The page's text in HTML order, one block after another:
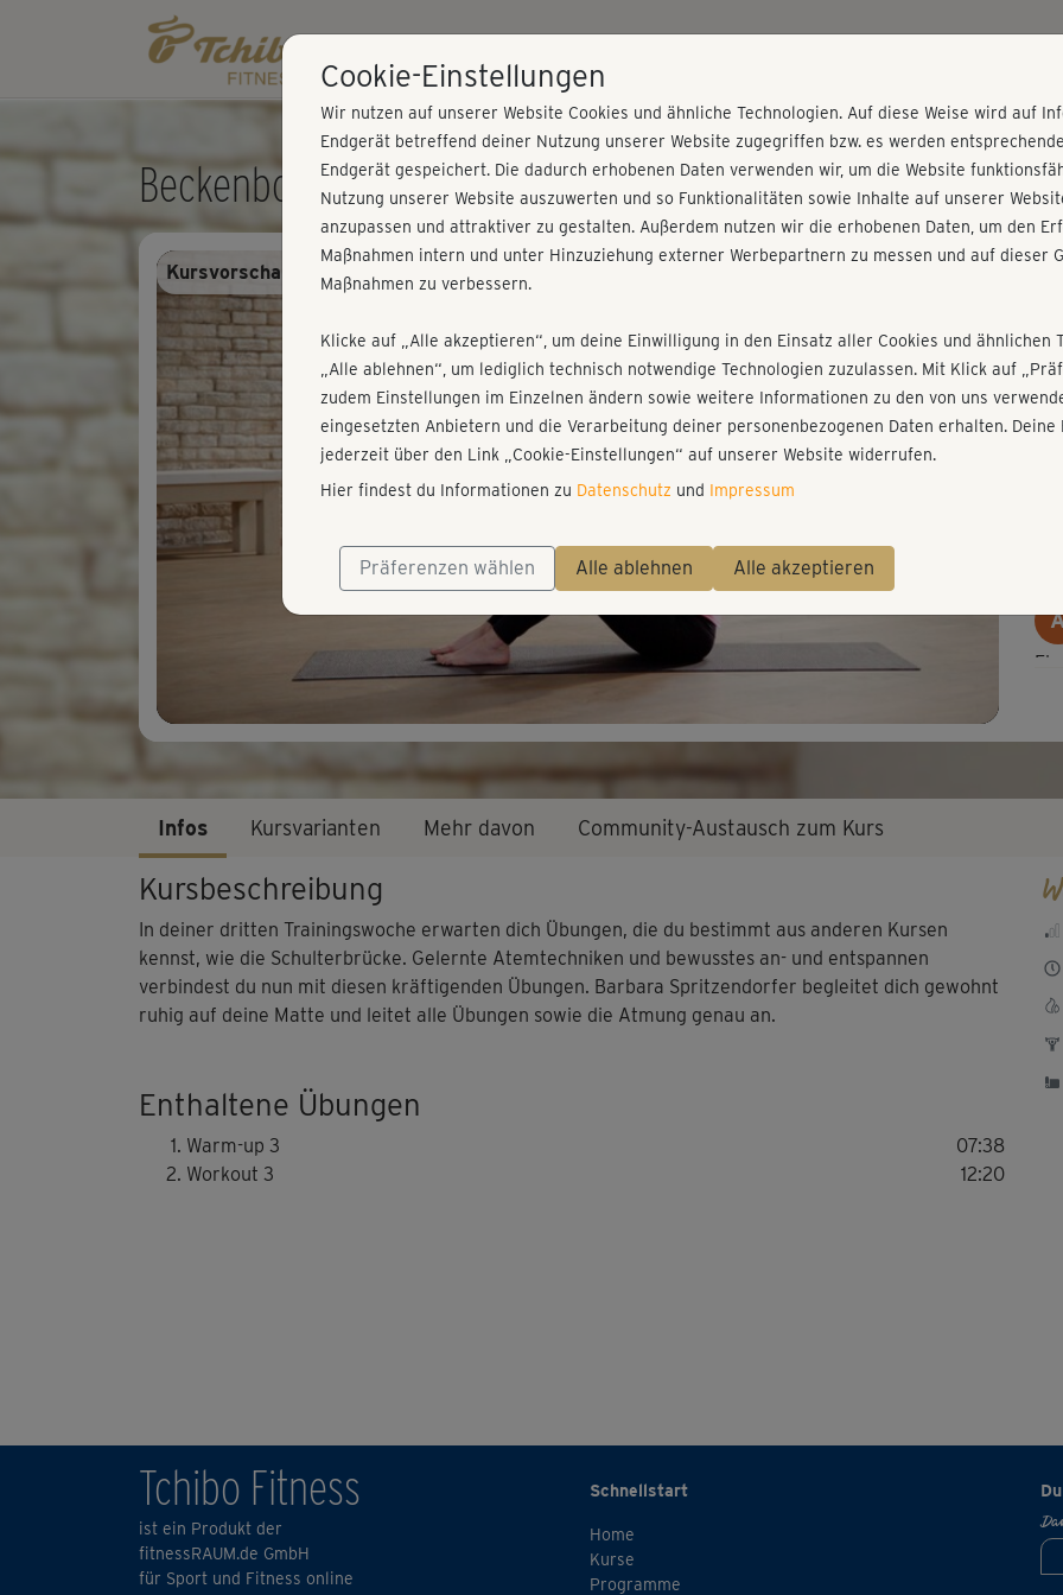
Beckenboden Training 3
Play
Video
Kursvorschau - Anmelden und alles trainieren!
C
Infos Kursvarianten Mehr davon Community-Austausch zum Kurs
Kursbeschreibung
In deiner dritten Trainingswoche erwarten dich Übungen, die du bestimmt aus anderen Kursen
kennst, wie die Schulterbrücke. Gelernte Atemtechniken und bewusstes an- und entspannen
verbindest du nun mit diesen kräftigenden Übungen. Barbara Spritzendorfer begleitet dich gewohnt
ruhig auf deine Matte und leitet alle Übungen sowie die Atmung genau an.
Enthaltene Übungen
Warm-up 3
07:38
Workout 3
12:20
Tchibo Fitness
ist ein Produkt der
fitnessRAUM.de GmbH
für Sport und Fitness online
Schnellstart
Home
Kurse
Programme
Cookie-Einstellungen
Wir nutzen auf unserer Website Cookies und ähnliche Technologien. Auf diese Weise wird auf
Endgerät betreffend deiner Nutzung unserer Website zugegriffen bzw. es werden
Endgerät gespeichert. Die dadurch erhobenen Daten verwenden wir, um die Website
Nutzung unserer Website auszuwerten und so Funktionalitäten sowie Inhalte auf unserer
anzupassen und attraktiver zu gestalten. Außerdem nutzen wir die erhobenen Daten, um den
Maßnahmen intern und unter Hinzuziehung externer Werbepartnern zu messen und auf dieser
Maßnahmen zu verbessern.
Klicke auf „Alle akzeptieren“, um deine Einwilligung in den Einsatz aller Cookies und ähnlichen
„Alle ablehnen“, um lediglich technisch notwendige Technologien zuzulassen. Mit Klick auf
zudem Einstellungen im Einzelnen ändern sowie weitere Informationen zu den von uns
eingesetzten Anbietern und die Verarbeitung deiner personenbezogenen Daten erhalten. Deine
jederzeit über den Link „Cookie-Einstellungen“ auf unserer Website widerrufen.
Hier findest du Informationen zu Datenschutz und Impressum
Präferenzen wählen Alle ablehnen Alle akzeptieren